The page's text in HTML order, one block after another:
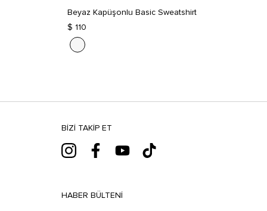
Beyaz Kapüşonlu Basic Sweatshirt
$ 110
BIZI TAKIP ET
HABER BÜLTENI